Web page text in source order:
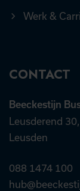
Werk &
CONTACT
Beeckestijn
Leusderend
Leusden
088 1474 100